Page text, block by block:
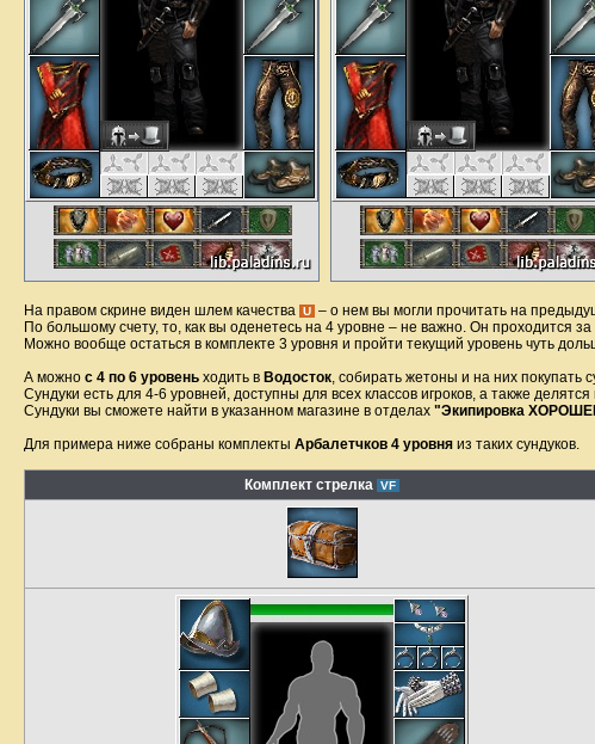
На правом скрине виден шлем качества U – о нем вы могли прочитать на
По большому счету, то, как вы оденетесь на 4 уровне – не важно. Он проходится за
Можно вообще остаться в комплекте 3 уровня и пройти текущий уровень чуть
А можно с 4 по 6 уровень ходить в Водосток , собирать жетоны и на них покупать
Сундуки есть для 4-6 уровней, доступны для всех классов игроков, а также делятся
Сундуки вы сможете найти в указанном магазине в отделах "Экипировка
Для примера ниже собраны комплекты Арбалетчков 4 уровня из таких сундуков.
Комплект стрелка VF